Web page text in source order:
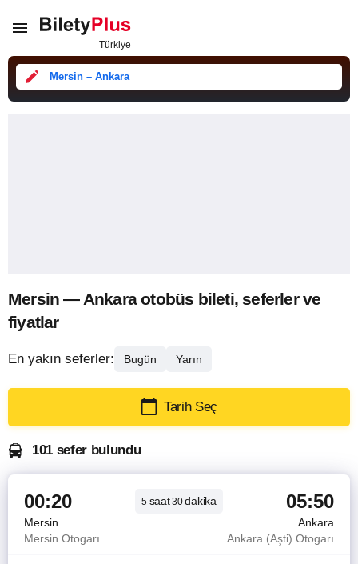
Mersin – Ankara
Mersin — Ankara otobüs bileti, seferler ve
fiyatlar
En yakın seferler: Bugün Yarın
Tarih Seç
101 sefer bulundu
00:20 5 saat30dakika 05:50
Mersin
Ankara
Mersin Otogarı
Ankara (Aşti) Otogarı